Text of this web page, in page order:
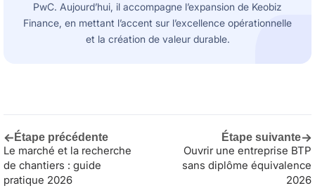
PwC. Aujourd’hui, il accompagne l’expansion de Keobiz
Finance, en mettant l’accent sur l’excellence opérationnelle
et la création de valeur durable.
← Étape précédente
Le marché et la recherche
de chantiers : guide
pratique 2026
Étape suivante→
Ouvrir une entreprise BTP
sans diplôme équivalence
2026